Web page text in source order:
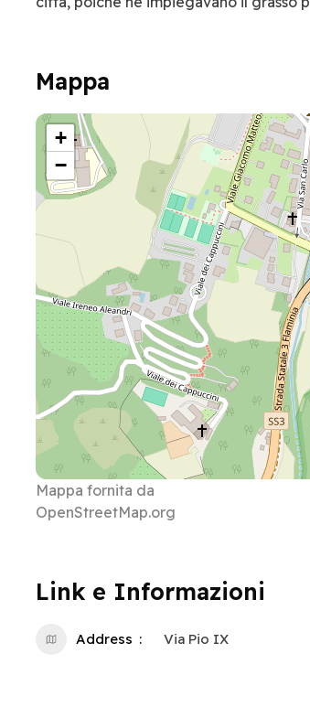
Mappa
+
−
Mappa fornita da
OpenStreetMap.org
Link e Informazioni
Address Via Pio IX